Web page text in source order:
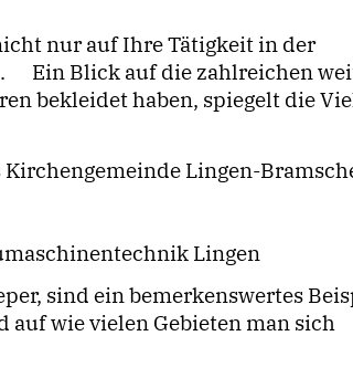
nur auf Ihre Tätigkeit in der
Ein Blick auf die zahlreichen
bekleidet haben, spiegelt die
Lingen-
Lingen
sind ein bemerkenswertes
auf wie vielen Gebieten man sich